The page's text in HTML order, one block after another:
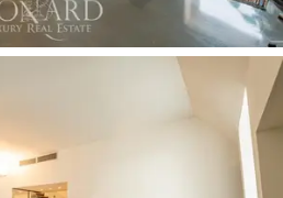
службой
центральным отоплением и
обеспечивает
полностью
стандартам